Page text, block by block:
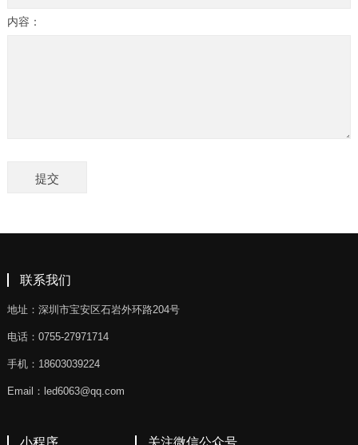
内容：
联系我们
地址：深圳市宝安区石岩外环路204号
电话：0755-27971714
手机：18603039224
Email：led6063@qq.com